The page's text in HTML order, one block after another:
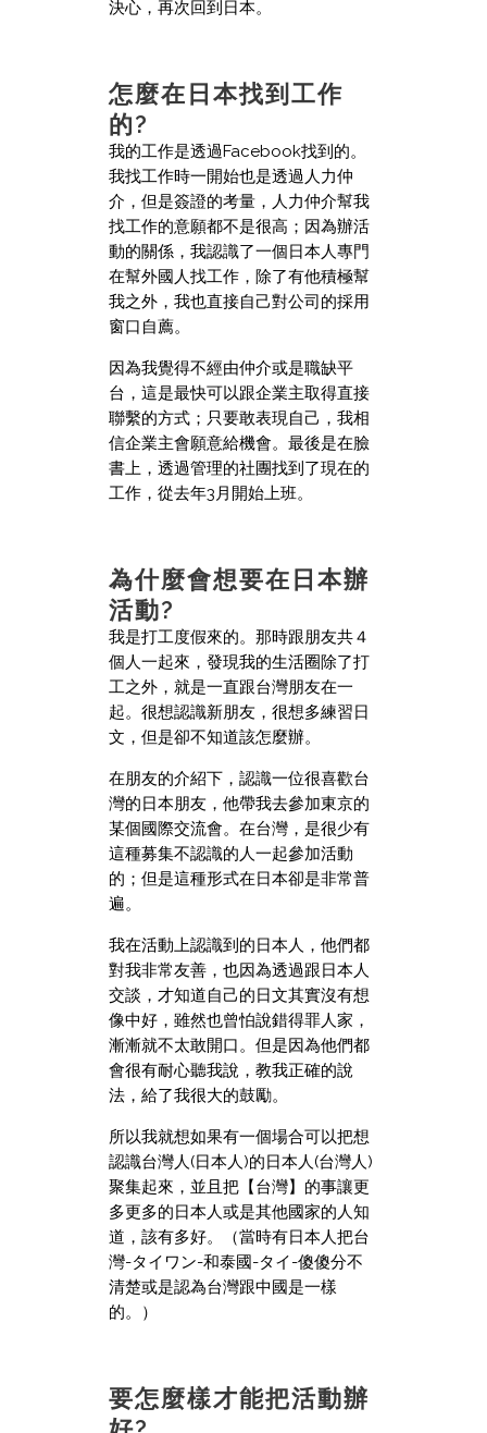
決心，再次回到日本。
怎麼在日本找到工作
的?
我的工作是透過Facebook找到的。
我找工作時一開始也是透過人力仲
介，但是簽證的考量，人力仲介幫我
找工作的意願都不是很高；因為辦活
動的關係，我認識了一個日本人專門
在幫外國人找工作，除了有他積極幫
我之外，我也直接自己對公司的採用
窗口自薦。
因為我覺得不經由仲介或是職缺平
台，這是最快可以跟企業主取得直接
聯繫的方式；只要敢表現自己，我相
信企業主會願意給機會。最後是在臉
書上，透過管理的社團找到了現在的
工作，從去年3月開始上班。
為什麼會想要在日本辦
活動?
我是打工度假來的。那時跟朋友共４
個人一起來，發現我的生活圈除了打
工之外，就是一直跟台灣朋友在一
起。很想認識新朋友，很想多練習日
文，但是卻不知道該怎麼辦。
在朋友的介紹下，認識一位很喜歡台
灣的日本朋友，他帶我去參加東京的
某個國際交流會。在台灣，是很少有
這種募集不認識的人一起參加活動
的；但是這種形式在日本卻是非常普
遍。
我在活動上認識到的日本人，他們都
對我非常友善，也因為透過跟日本人
交談，才知道自己的日文其實沒有想
像中好，雖然也曾怕說錯得罪人家，
漸漸就不太敢開口。但是因為他們都
會很有耐心聽我說，教我正確的說
法，給了我很大的鼓勵。
所以我就想如果有一個場合可以把想
認識台灣人(日本人)的日本人(台灣人)
聚集起來，並且把【台灣】的事讓更
多更多的日本人或是其他國家的人知
道，該有多好。（當時有日本人把台
灣-タイワン-和泰國-タイ-傻傻分不
清楚或是認為台灣跟中國是一樣
的。）
要怎麼樣才能把活動辦